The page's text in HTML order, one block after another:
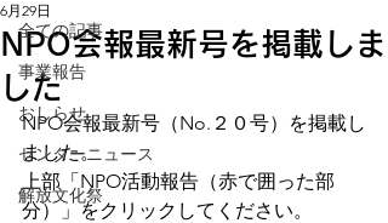
全ての記事
事業報告
おしらせ
センターニュース
解放文化祭
NPO会報最新号を掲載しま
した
6月29日
NPO会報最新号（No.２０号）を掲載し
ました。
上部「NPO活動報告（赤で囲った部
分）」をクリックしてください。